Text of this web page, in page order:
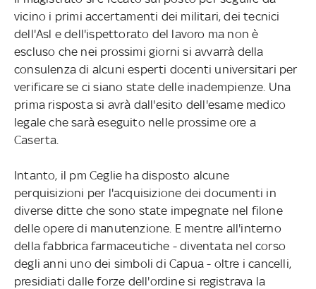
vicino i primi accertamenti dei militari, dei tecnici
dell'Asl e dell'ispettorato del lavoro ma non è
escluso che nei prossimi giorni si avvarrà della
consulenza di alcuni esperti docenti universitari per
verificare se ci siano state delle inadempienze. Una
prima risposta si avrà dall'esito dell'esame medico
legale che sarà eseguito nelle prossime ore a
Caserta.
Intanto, il pm Ceglie ha disposto alcune
perquisizioni per l'acquisizione dei documenti in
diverse ditte che sono state impegnate nel filone
delle opere di manutenzione. E mentre all'interno
della fabbrica farmaceutiche - diventata nel corso
degli anni uno dei simboli di Capua - oltre i cancelli,
presidiati dalle forze dell'ordine si registrava la